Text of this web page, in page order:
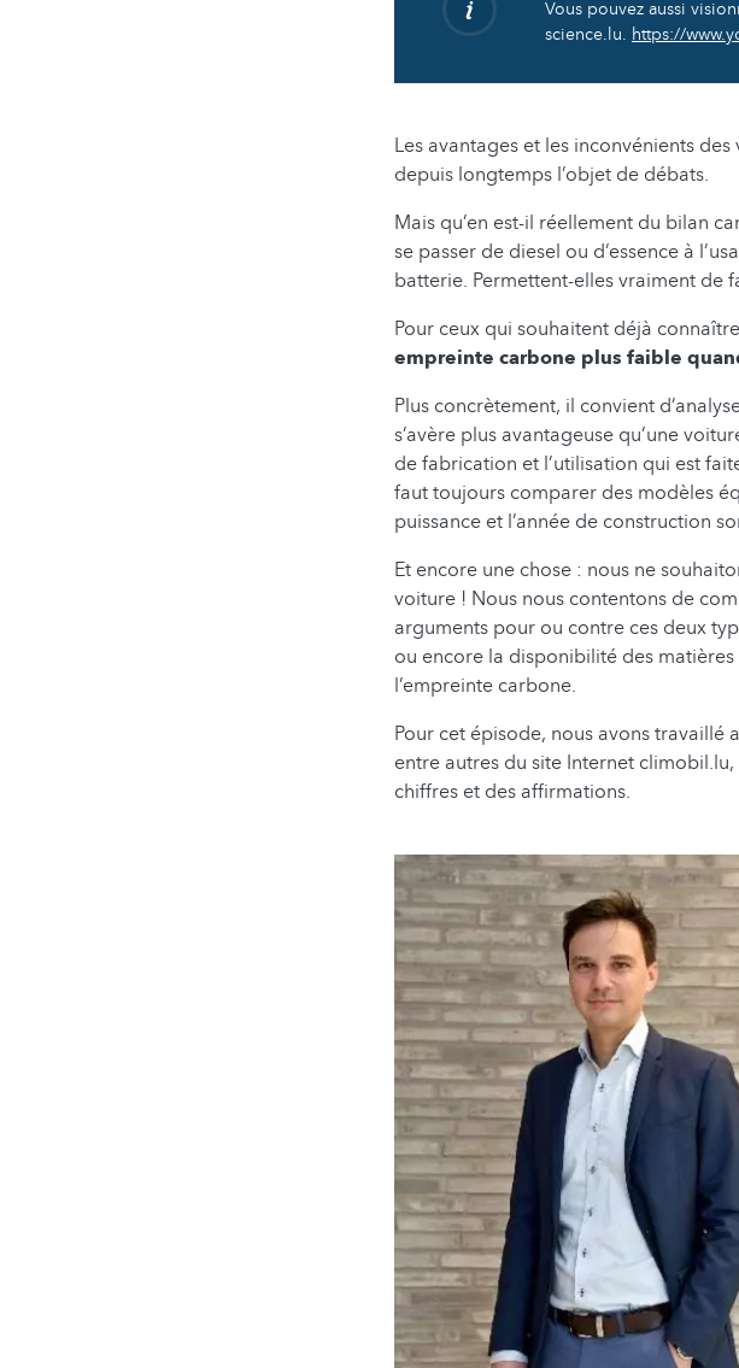
Vous pouvez aussi
science.lu. https://
Les avantages et les inconvénients
depuis longtemps l’objet de débats.
Mais qu’en est-il réellement du bilan
se passer de diesel ou d’essence à
batterie. Permettent-elles vraiment de
Pour ceux qui souhaitent déjà
empreinte carbone plus faible
Plus concrètement, il convient
s’avère plus avantageuse qu’une
de fabrication et l’utilisation qui est
faut toujours comparer des modèles
puissance et l’année de construction
Et encore une chose : nous ne
voiture ! Nous nous contentons de
arguments pour ou contre ces deux
ou encore la disponibilité des
l’empreinte carbone.
Pour cet épisode, nous avons travaillé
entre autres du site Internet
chiffres et des affirmations.